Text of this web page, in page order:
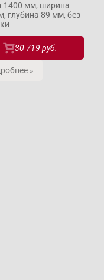
1400 мм, ширина
глубина 89 мм, без
30 719 руб.
»